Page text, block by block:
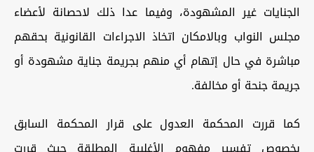
الجنايات غير المشهودة، وفيما عدا ذلك لاحصانة لأعضاء
مجلس النواب وبالامكان اتخاذ الاجراءات القانونية بحقهم
مباشرة في حال إتهام أي منهم بجريمة جناية مشهودة أو
جريمة جنحة أو مخالفة.
كما قررت المحكمة العدول على قرار المحكمة السابق